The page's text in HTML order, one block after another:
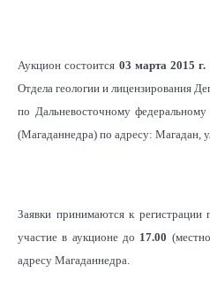
Аукцион состоится 03 марта 2015 г.
Отдела геологии и лицензирования
по Дальневосточному
(Магаданнедра) по адресу: Магадан,
Заявки принимаются к регистрации
участие в аукционе до 17.00
адресу Магаданнедра.